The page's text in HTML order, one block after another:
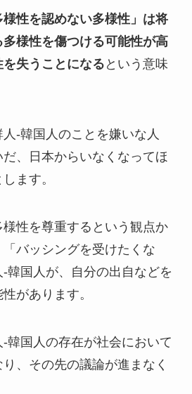
様性を認めない多様性」は将
様性を傷つける可能性が高
失うことになる という意味
-韓国人のことを嫌いな人
、日本からいなくなってほ
ます。
性を尊重するという観点か
バッシングを受けたくな
韓国人が、自分の出自などを
があります。
韓国人の存在が社会において
、その先の議論が進まなく